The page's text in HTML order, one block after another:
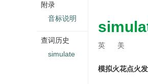
英 美
模拟火花点火
附录
音标说明
查词历史
simulate